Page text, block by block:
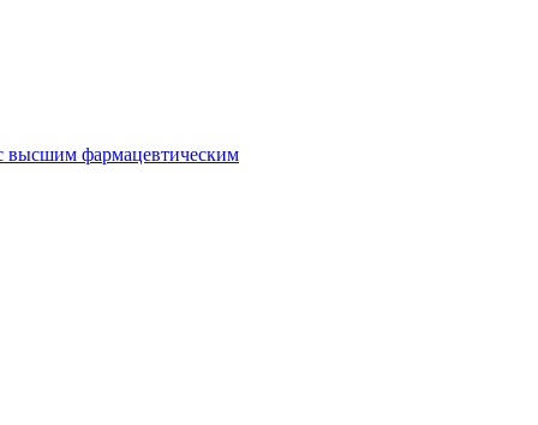
высшим фармацевтическим